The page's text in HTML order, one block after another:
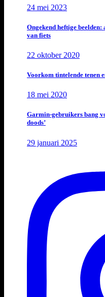
24 mei 2023
Ongekend heftige
van fiets
22 oktober 2020
Voorkom tintelende tenen
18 mei 2020
Garmin-gebruikers bang
doods’
29 januari 2025